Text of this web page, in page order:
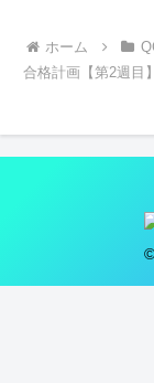
ホーム
合格計画【第2週目】